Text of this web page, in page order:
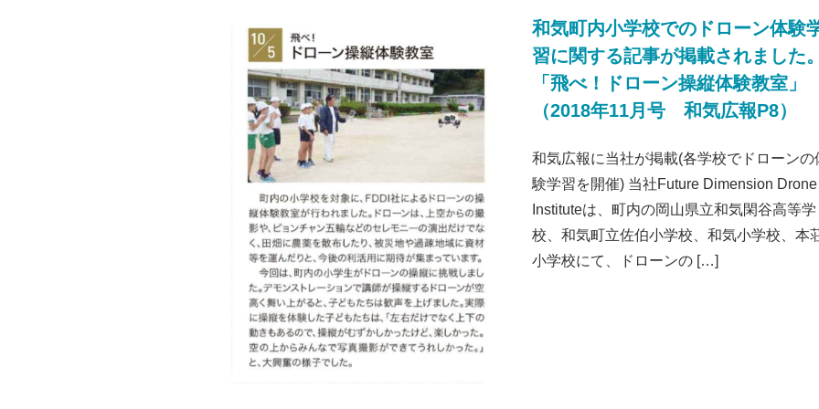
和気町内小学校でのドローン体験
習に関する記事が掲載されました。
「飛べ！ドローン操縦体験教室」
（2018年11月号 和気広報P8）
和気広報に当社が掲載(各学校でドローンの
験学習を開催) 当社Future Dimension Drone
Instituteは、町内の岡山県立和気閑谷高等学
校、和気町立佐伯小学校、和気小学校、本
小学校にて、ドローンの […]